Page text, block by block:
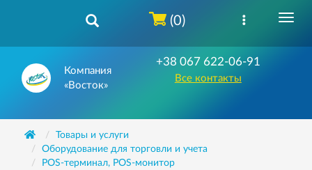
Компания
«Восток»
+38 067 622-06-91
Все контакты
(0)
Товары и услуги
Оборудование для торговли и учета
POS-терминал, POS-монитор